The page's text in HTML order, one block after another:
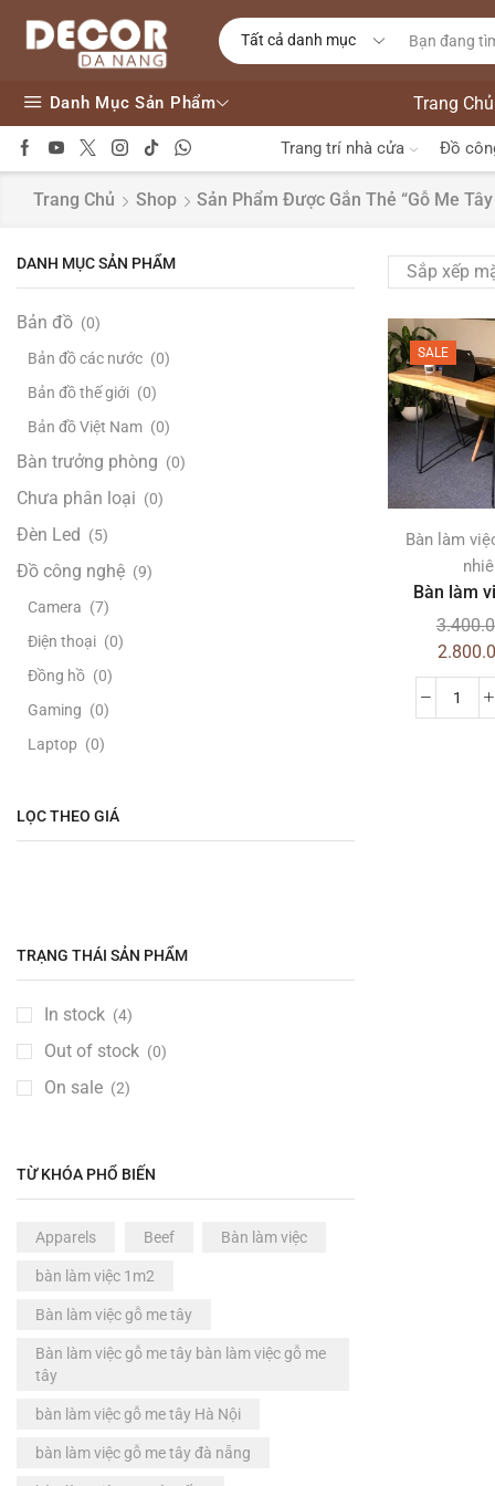
Danh Mục Sản Phẩm Trang Chủ
Trang trí nhà cửa Đồ
Trang Chủ Shop Sản Phẩm Được Gắn Thẻ “gỗ Me
SALE
Bàn làm
Bàn làm
DANH MỤC SẢN PHẨM
Bản đồ (0)
Bản đồ các nước (0)
Bản đồ thế giới (0)
Bản đồ Việt Nam (0)
Bàn trưởng phòng (0)
Chưa phân loại (0)
Đèn Led (5)
Đồ công nghệ (9)
Camera (7)
Điện thoại (0)
Đồng hồ (0)
Gaming (0)
Laptop (0)
Máy tính PC
TV & Màn hình (8)
Đồ xách tay (11)
Ghế ăn
Ghế ăn dặm (0)
Ghế bar (0)
Ghế dài & đôn
(0)
Ghế đôn gỗ me tây (5)
Ghế Ghỗ Cao Su
(0)
Ghế gỗ me tây
(1)
Ghế thư giãn
Giảm giá (6)
Khuyến mãi (0)
LỌC THEO GIÁ
TRẠNG THÁI SẢN PHẨM
In stock (4)
Out of stock (0)
On sale (2)
TỪ KHÓA PHỔ BIẾN
Apparels Beef Bàn làm việc
bàn làm việc 1m2
Bàn làm việc gỗ me tây
Bàn làm việc gỗ me tây bàn làm việc gỗ me
tây
bàn làm việc gỗ me tây Hà Nội
bàn làm việc gỗ me tây đà nẵng